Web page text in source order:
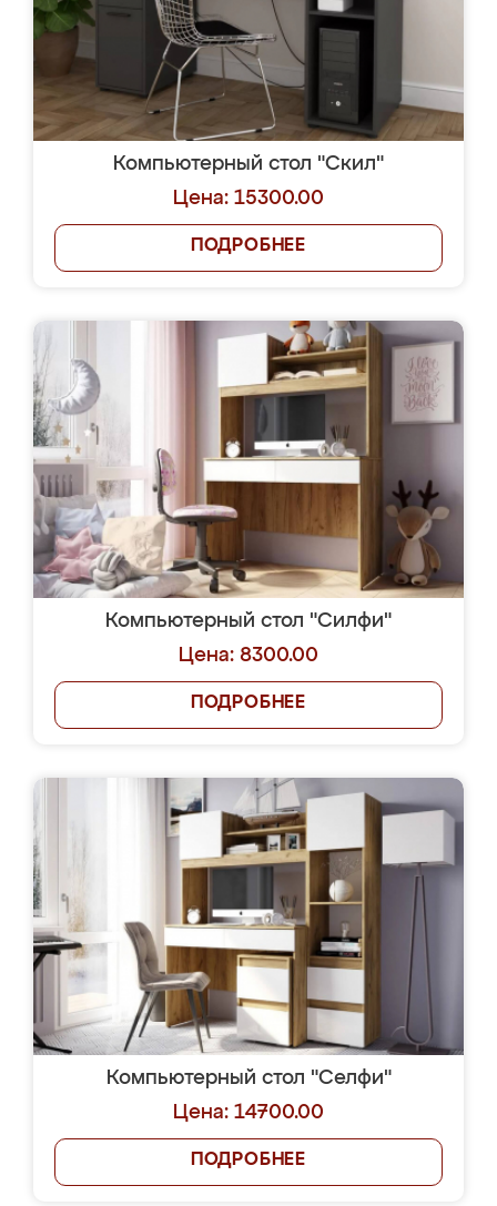
Компьютерный стол "Скил"
Цена: 15300.00
ПОДРОБНЕЕ
Компьютерный стол "Силфи"
Цена: 8300.00
ПОДРОБНЕЕ
Компьютерный стол "Селфи"
Цена: 14700.00
ПОДРОБНЕЕ